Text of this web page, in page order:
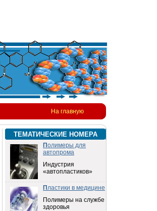
На главную
ТЕМАТИЧЕСКИЕ НОМЕРА
Полимеры для
автопрома
Индустрия
«автопластиков»
Пластики в медицине
Полимеры на службе
здоровья